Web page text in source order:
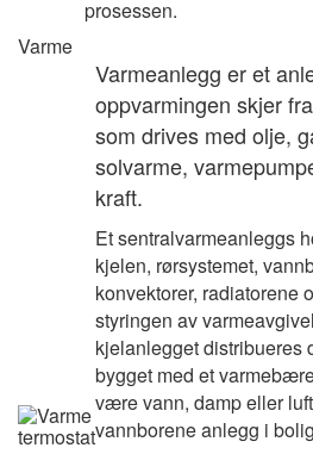
prosessen.
Varme
Varmeanlegg er et
oppvarmingen skjer
som drives med olje,
solvarme,
kraft.
Et sentralvarmeanleggs
kjelen, rørsystemet,
konvektorer, radiatorene
styringen av
kjelanlegget distribueres
bygget med et
være vann, damp eller
vannborene anlegg i